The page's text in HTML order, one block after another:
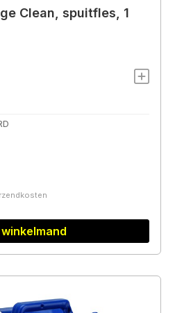
Clean, spuitfles, 1
winkelmand